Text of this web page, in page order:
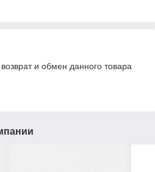
и обмен данного товара